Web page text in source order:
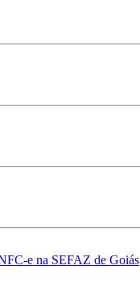
e na SEFAZ de Goiás